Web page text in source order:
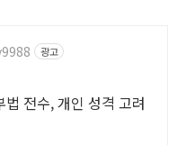
광고
전수, 개인 성격 고려